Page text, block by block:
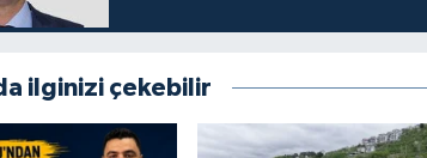
ilginizi çekebilir